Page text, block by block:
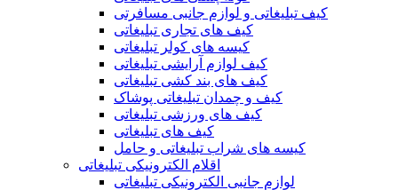
کیف تبلیغاتی و لوازم جانبی مسافرتی
کیف های تجاری تبلیغاتی
کیسه های کولر تبلیغاتی
کیف لوازم آرایشی تبلیغاتی
کیف های بند کشی تبلیغاتی
کیف و چمدان تبلیغاتی پوشاک
کیف های ورزشی تبلیغاتی
کیف های تبلیغاتی
کیسه های شراب تبلیغاتی و حامل
اقلام الکترونیکی تبلیغاتی
لوازم جانبی الکترونیکی تبلیغاتی